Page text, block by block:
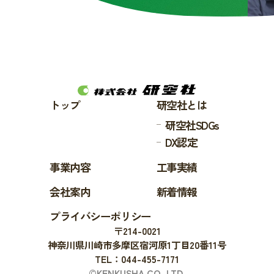
トップ
研空社とは
研空社SDGs
DX認定
事業内容
工事実績
会社案内
新着情報
プライバシーポリシー
〒214-0021
神奈川県川崎市多摩区宿河原1丁目20番11号
TEL：044-455-7171